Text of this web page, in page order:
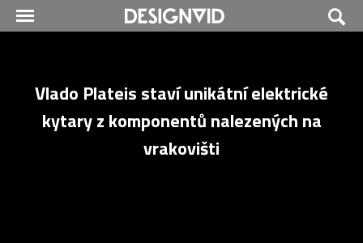
Vlado Plateis staví unikátní elektrické
kytary z komponentů nalezených na
vrakovišti